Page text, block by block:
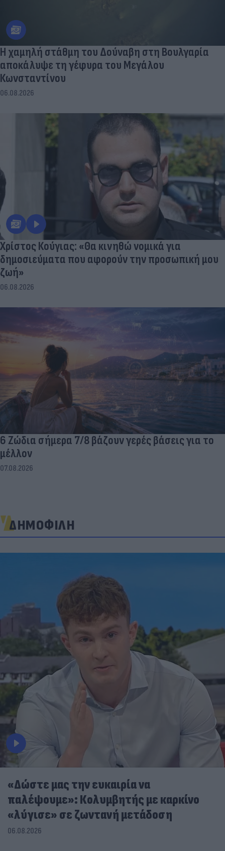
Η χαμηλή στάθμη του Δούναβη στη Βουλγαρία
αποκάλυψε τη γέφυρα του Μεγάλου
Κωνσταντίνου
06.08.2026
Χρίστος Κούγιας: «Θα κινηθώ νομικά για
δημοσιεύματα που αφορούν την προσωπική μου
ζωή»
06.08.2026
6 Ζώδια σήμερα 7/8 βάζουν γερές βάσεις για το
μέλλον
07.08.2026
ΔΗΜΟΦΙΛΗ
«Δώστε μας την ευκαιρία να
παλέψουμε»: Κολυμβητής με καρκίνο
«λύγισε» σε ζωντανή μετάδοση
06.08.2026